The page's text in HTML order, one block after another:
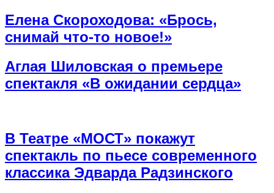
Елена Скороходова: «Брось,
снимай что-то новое!»
Аглая Шиловская о премьере
спектакля «В ожидании сердца»
В Театре «МОСТ» покажут
спектакль по пьесе современного
классика Эдварда Радзинского